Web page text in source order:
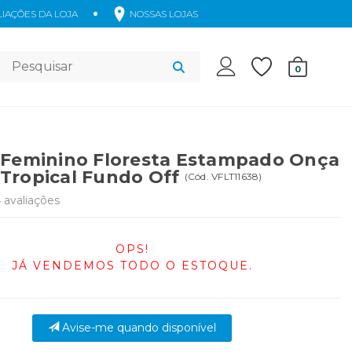
DA LOJA NOSSAS LOJAS
Acessórios 0
Floresta Estampado Onça
Fundo Off (Cód. VFLT11638)
avaliações
OPS!
JÁ VENDEMOS TODO O ESTOQUE.
Avise-me quando disponível